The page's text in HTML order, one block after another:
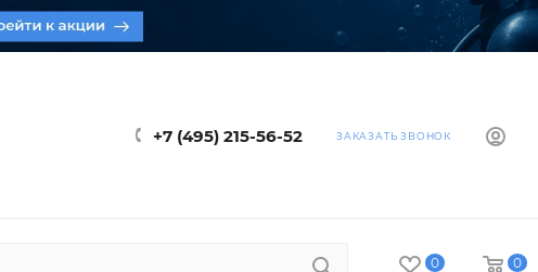
+7 (495) 215-56-52 ЗАКАЗАТЬ ЗВОНОК
0 0